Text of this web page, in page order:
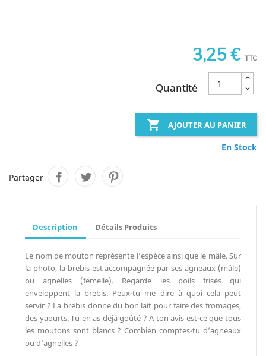
3,25 € TTC
Quantité
 AJOUTER AU PANIER
En Stock
Partager
Description Détails Produits
Le nom de mouton représente l’espèce ainsi que le mâle. Sur
la photo, la brebis est accompagnée par ses agneaux (mâle)
ou agnelles (femelle). Regarde les poils frisés qui
enveloppent la brebis. Peux-tu me dire à quoi cela peut
servir ? La brebis donne du bon lait pour faire des fromages,
des yaourts. Tu en as déjà goûté ? A ton avis est-ce que tous
les moutons sont blancs ? Combien comptes-tu d’agneaux
ou d’agnelles ?